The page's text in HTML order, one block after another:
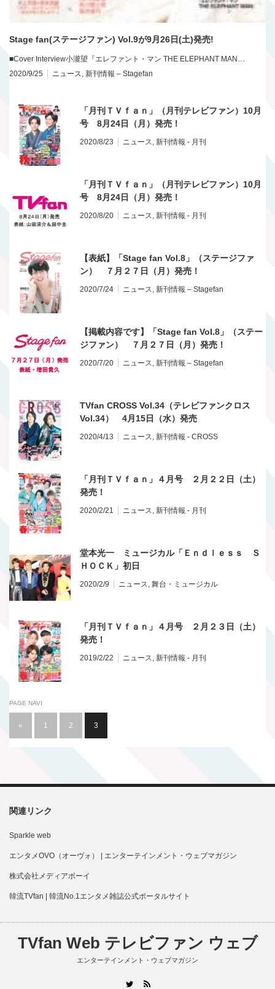
Stage fan(ステージファン) Vol.9が9月26日(土)発売!
■Cover Interview小瀧望『エレファント・マン THE ELEPHANT MAN…
2020/9/25
ニュース, 新刊情報 – Stagefan
「月刊ＴＶｆａｎ」（月刊テレビファン）10月
号 8月24日（月）発売！
2020/8/23 ニュース, 新刊情報 - 月刊
「月刊ＴＶｆａｎ」（月刊テレビファン）10月
号 8月24日（月）発売！
2020/8/20 ニュース, 新刊情報 - 月刊
【表紙】「Stage fan Vol.8」（ステージファ
ン） ７月２７日（月）発売！
2020/7/24 ニュース, 新刊情報 – Stagefan
【掲載内容です】「Stage fan Vol.8」（ステー
ジファン） ７月２７日（月）発売！
2020/7/20 ニュース, 新刊情報 – Stagefan
TVfan CROSS Vol.34（テレビファンクロス
Vol.34） 4月15日（水）発売
2020/4/13 ニュース, 新刊情報 - CROSS
「月刊ＴＶｆａｎ」４月号 ２月２２日（土）
発売！
2020/2/21 ニュース, 新刊情報 - 月刊
堂本光一 ミュージカル「Ｅｎｄｌｅｓｓ Ｓ
ＨＯＣＫ」初日
2020/2/9 ニュース, 舞台・ミュージカル
「月刊ＴＶｆａｎ」４月号 ２月２３日（土）
発売！
2019/2/22 ニュース, 新刊情報 - 月刊
PAGE NAVI
« 1 2 3
関連リンク
Sparkle web
エンタメOVO（オーヴォ） | エンターテインメント・ウェブマガジン
株式会社メディアボーイ
韓流TVfan | 韓流No.1エンタメ雑誌公式ポータルサイト
TVfan Web テレビファン ウェブ
エンターテインメント・ウェブマガジン
Twitter